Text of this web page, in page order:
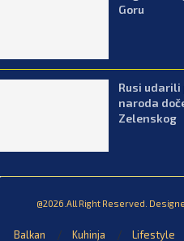
Goru
Rusi udarili
naroda
Zelenskog
@2026.All Right Reserved.
Balkan Kuhinja Lifestyle